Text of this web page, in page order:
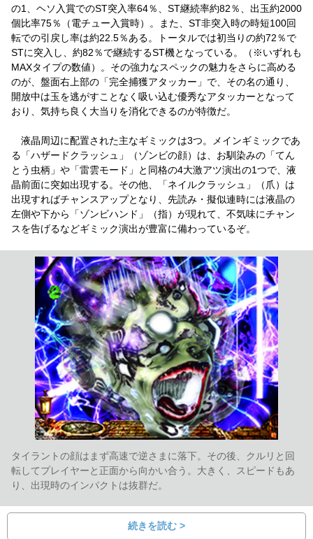
の1、ヘソ入賞でのST突入率64％、ST継続率約82％、出玉約2000
個比率75％（電チュー入賞時）。また、ST非突入時の時短100回
転での引戻し率は約22.5％ある。トータルでは初当りの約72％で
STに突入し、約82％で継続するST機となっている。（※いずれも
MAXタイプの数値）。その強力なスペックの魅力をさらに高める
のが、盤面右上部の「完全捕獲アタッカー」で、その名の通り、
開放中は玉を逃がすことなく吸い込む優秀なアタッカーとなって
おり、気持ち良く大当りを消化できるのが特徴だ。
液晶周辺に配置された主なギミックは3つ。メインギミックであ
る「ハザードクラッシュ」（ゾンビの顔）は、お馴染みの「てん
とう虫柄」や「雷雲モード」と同格の4大激アツ演出の1つで、液
晶前面に突如出現する。その他、「ネイルクラッシュ」（爪）は
出現すればチャンスアップとなり、先読み・擬似連時には液晶の
左側や下から「ゾンビハンド」（指）が現れて、不気味にチャン
スを告げるなどギミック演出が豊富に備わっているぞ。
タイラントの顔はまず高速で逆さまに落下。その後、クルリと回
転してプレイヤーと正面から向かい合う。大きく、スピードもあ
り、出現時のインパクトは抜群だ。
続きを読む >